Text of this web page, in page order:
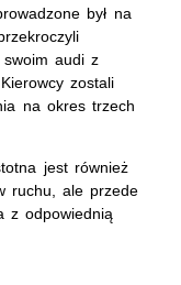
był na
swoim audi z
zostali
na okres trzech
jest również
ruchu, ale przede
z odpowiednią